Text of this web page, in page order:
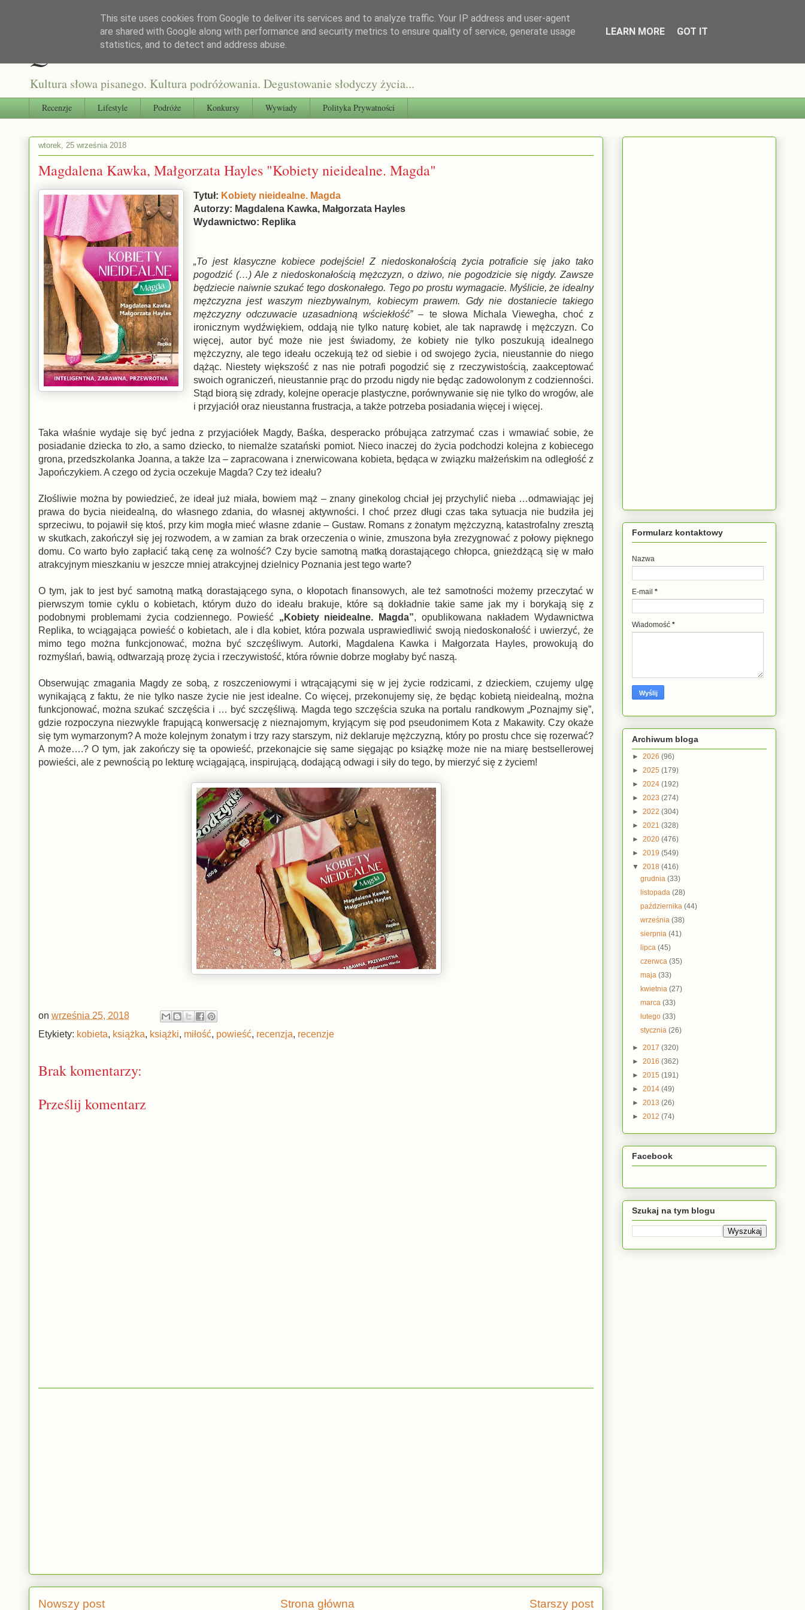
Qultura słowa
Kultura słowa pisanego. Kultura podróżowania. Degustowanie słodyczy życia...
Recenzje Lifestyle Podróże Konkursy Wywiady Polityka Prywatności
wtorek, 25 września 2018
Magdalena Kawka, Małgorzata Hayles "Kobiety nieidealne. Magda"
Tytuł: Kobiety nieidealne. Magda
Autorzy: Magdalena Kawka, Małgorzata Hayles
Wydawnictwo: Replika
„To jest klasyczne kobiece podejście! Z niedoskonałością życia potraficie się jako tako
pogodzić (…) Ale z niedoskonałością mężczyzn, o dziwo, nie pogodzicie się nigdy. Zawsze
będziecie naiwnie szukać tego doskonałego. Tego po prostu wymagacie. Myślicie, że idealny
mężczyzna jest waszym niezbywalnym, kobiecym prawem. Gdy nie dostaniecie takiego
mężczyzny odczuwacie uzasadnioną wściekłość”– te słowa Michala Viewegha, choć z
ironicznym wydźwiękiem, oddają nie tylko naturę kobiet, ale tak naprawdę i mężczyzn. Co
więcej, autor być może nie jest świadomy, że kobiety nie tylko poszukują idealnego
mężczyzny, ale tego ideału oczekują też od siebie i od swojego życia, nieustannie do niego
dążąc. Niestety większość z nas nie potrafi pogodzić się z rzeczywistością, zaakceptować
swoich ograniczeń, nieustannie prąc do przodu nigdy nie będąc zadowolonym z codzienności.
Stąd biorą się zdrady, kolejne operacje plastyczne, porównywanie się nie tylko do wrogów, ale
i przyjaciół oraz nieustanna frustracja, a także potrzeba posiadania więcej i więcej.
Taka właśnie wydaje się być jedna z przyjaciółek Magdy, Baśka, desperacko próbująca zatrzymać czas i wmawiać sobie, że
posiadanie dziecka to zło, a samo dziecko, to niemalże szatański pomiot. Nieco inaczej do życia podchodzi kolejna z kobiecego
grona, przedszkolanka Joanna, a także Iza – zapracowana i znerwicowana kobieta, będąca w związku małżeńskim na odległość z
Japończykiem. A czego od życia oczekuje Magda? Czy też ideału?
Złośliwie można by powiedzieć, że ideał już miała, bowiem mąż – znany ginekolog chciał jej przychylić nieba …odmawiając jej
prawa do bycia nieidealną, do własnego zdania, do własnej aktywności. I choć przez długi czas taka sytuacja nie budziła jej
sprzeciwu, to pojawił się ktoś, przy kim mogła mieć własne zdanie – Gustaw. Romans z żonatym mężczyzną, katastrofalny zresztą
w skutkach, zakończył się jej rozwodem, a w zamian za brak orzeczenia o winie, zmuszona była zrezygnować z połowy pięknego
domu. Co warto było zapłacić taką cenę za wolność? Czy bycie samotną matką dorastającego chłopca, gnieżdżącą się w mało
atrakcyjnym mieszkaniu w jeszcze mniej atrakcyjnej dzielnicy Poznania jest tego warte?
O tym, jak to jest być samotną matką dorastającego syna, o kłopotach finansowych, ale też samotności możemy przeczytać w
pierwszym tomie cyklu o kobietach, którym dużo do ideału brakuje, które są dokładnie takie same jak my i borykają się z
podobnymi problemami życia codziennego. Powieść „Kobiety nieidealne. Magda”, opublikowana nakładem Wydawnictwa
Replika, to wciągająca powieść o kobietach, ale i dla kobiet, która pozwala usprawiedliwić swoją niedoskonałość i uwierzyć, że
mimo tego można funkcjonować, można być szczęśliwym. Autorki, Magdalena Kawka i Małgorzata Hayles, prowokują do
rozmyślań, bawią, odtwarzają prozę życia i rzeczywistość, która równie dobrze mogłaby być naszą.
Obserwując zmagania Magdy ze sobą, z roszczeniowymi i wtrącającymi się w jej życie rodzicami, z dzieckiem, czujemy ulgę
wynikającą z faktu, że nie tylko nasze życie nie jest idealne. Co więcej, przekonujemy się, że będąc kobietą nieidealną, można
funkcjonować, można szukać szczęścia i … być szczęśliwą. Magda tego szczęścia szuka na portalu randkowym „Poznajmy się”,
gdzie rozpoczyna niezwykle frapującą konwersację z nieznajomym, kryjącym się pod pseudonimem Kota z Makawity. Czy okaże
się tym wymarzonym? A może kolejnym żonatym i trzy razy starszym, niż deklaruje mężczyzną, który po prostu chce się rozerwać?
A może….? O tym, jak zakończy się ta opowieść, przekonajcie się same sięgając po książkę może nie na miarę bestsellerowej
powieści, ale z pewnością po lekturę wciągającą, inspirującą, dodającą odwagi i siły do tego, by mierzyć się z życiem!
on września 25, 2018
Etykiety: kobieta, książka, książki, miłość, powieść, recenzja, recenzje
Brak komentarzy:
Prześlij komentarz
Nowszy post Starszy post
Strona główna
Formularz kontaktowy
Nazwa
E-mail *
Wiadomość *
Archiwum bloga
► 2026 (96)
► 2025 (179)
► 2024 (192)
► 2023 (274)
► 2022 (304)
► 2021 (328)
► 2020 (476)
► 2019 (549)
▼ 2018 (416)
grudnia(33)
listopada(28)
października(44)
września(38)
sierpnia(41)
lipca(45)
czerwca(35)
maja(33)
kwietnia(27)
marca(33)
lutego(33)
stycznia(26)
► 2017 (320)
► 2016 (362)
► 2015 (191)
► 2014 (49)
► 2013 (26)
► 2012 (74)
Facebook
Szukaj na tym blogu
This site uses cookies from Google to deliver its services and to analyze traffic. Your IP address and user-agent
are shared with Google along with performance and security metrics to ensure quality of service, generate usage
statistics, and to detect and address abuse.
LEARN MORE GOT IT